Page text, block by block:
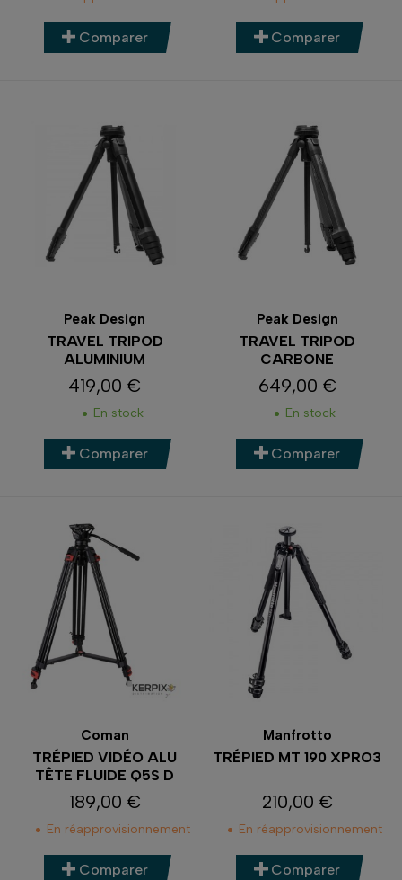
Comparer Comparer
Peak Design
TRAVEL TRIPOD
ALUMINIUM
Prix
419,00 €
En stock
Comparer
Peak Design
TRAVEL TRIPOD
CARBONE
Prix
649,00 €
En stock
Comparer
Coman
TRÉPIED VIDÉO ALU
TÊTE FLUIDE Q5S D
Prix
189,00 €
En réapprovisionnement
Comparer
Manfrotto
TRÉPIED MT 190 XPRO3
Prix
210,00 €
En réapprovisionnement
Comparer